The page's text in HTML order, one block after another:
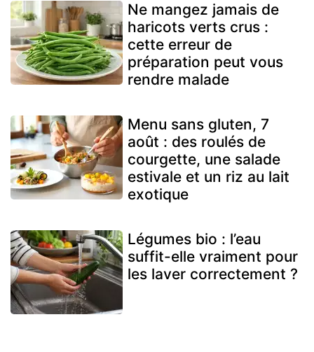
Ne mangez jamais de
haricots verts crus :
cette erreur de
préparation peut vous
rendre malade
Menu sans gluten, 7
août : des roulés de
courgette, une salade
estivale et un riz au lait
exotique
Légumes bio : l’eau
suffit-elle vraiment pour
les laver correctement ?